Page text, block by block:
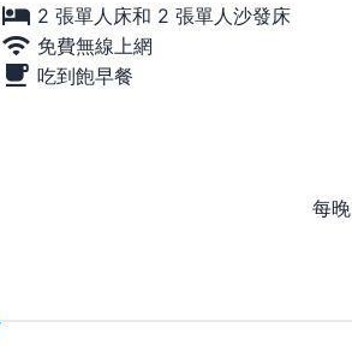
2 張單人床和 2 張單人沙發床
免費無線上網
吃到飽早餐
每晚